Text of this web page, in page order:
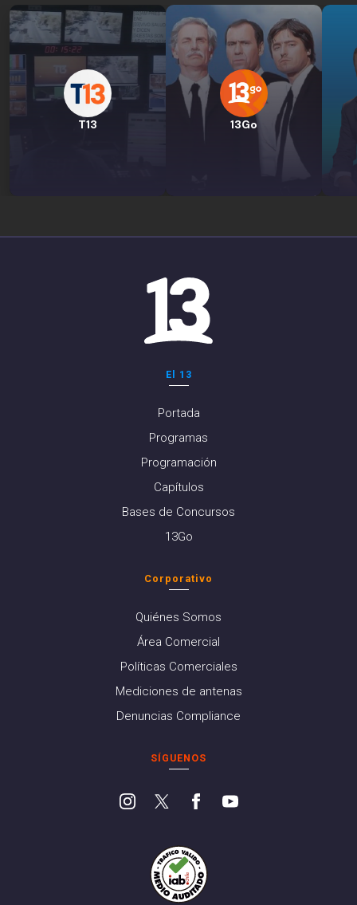
T13 13Go
El 13
Portada
Programas
Programación
Capítulos
Bases de Concursos
13Go
Corporativo
Quiénes Somos
Área Comercial
Políticas Comerciales
Mediciones de antenas
Denuncias Compliance
SÍGUENOS